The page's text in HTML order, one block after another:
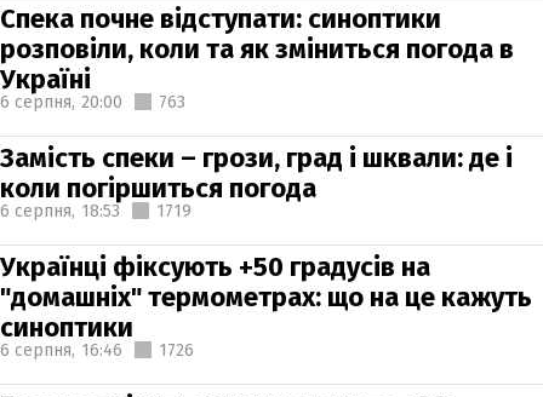
Спека почне відступати: синоптики
розповіли, коли та як зміниться погода в
Україні
6 серпня, 20:00 763
Замість спеки – грози, град і шквали: де і
коли погіршиться погода
6 серпня, 18:53 1719
Українці фіксують +50 градусів на
"домашніх" термометрах: що на це кажуть
синоптики
6 серпня, 16:46 1726